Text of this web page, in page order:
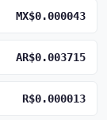
MX$0.000043
AR$0.003715
R$0.000013